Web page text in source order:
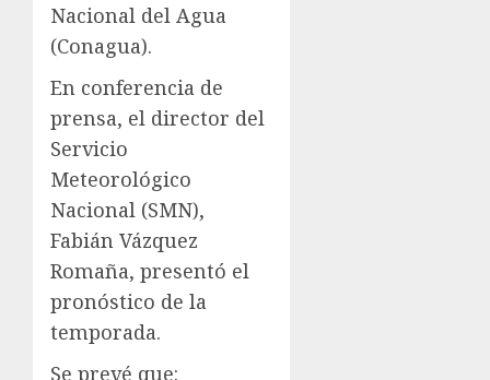
Nacional del Agua
(Conagua).
En conferencia de
prensa, el director del
Servicio
Meteorológico
Nacional (SMN),
Fabián Vázquez
Romaña, presentó el
pronóstico de la
temporada.
Se prevé que: